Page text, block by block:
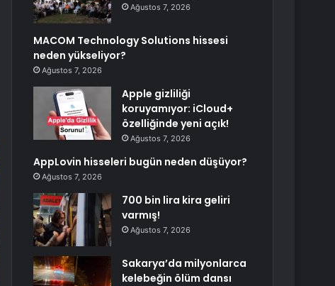
Ağustos 7, 2026
MACOM Technology Solutions hissesi
neden yükseliyor?
Ağustos 7, 2026
Apple gizliliği
koruyamıyor: iCloud+
özelliğinde yeni açık!
Ağustos 7, 2026
AppLovin hisseleri bugün neden düşüyor?
Ağustos 7, 2026
700 bin lira kira geliri
varmış!
Ağustos 7, 2026
Sakarya’da milyonlarca
kelebeğin ölüm dansı